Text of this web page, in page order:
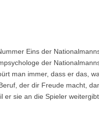
Eins der
der
man immer, dass er das,
der dir Freude macht,
er sie an die Spieler